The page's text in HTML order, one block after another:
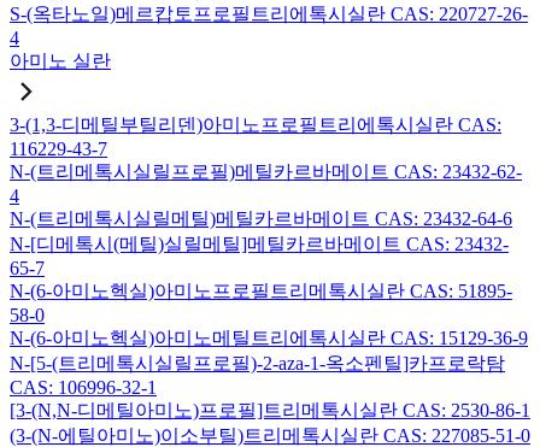
S-(옥타노일)메르캅토프로필트리에톡시실란 CAS: 220727-26-
4
아미노 실란
3-(1,3-디메틸부틸리덴)아미노프로필트리에톡시실란 CAS:
116229-43-7
N-(트리메톡시실릴프로필)메틸카르바메이트 CAS: 23432-62-
4
N-(트리메톡시실릴메틸)메틸카르바메이트 CAS: 23432-64-6
N-[디메톡시(메틸)실릴메틸]메틸카르바메이트 CAS: 23432-
65-7
N-(6-아미노헥실)아미노프로필트리메톡시실란 CAS: 51895-
58-0
N-(6-아미노헥실)아미노메틸트리에톡시실란 CAS: 15129-36-9
N-[5-(트리메톡시실릴프로필)-2-aza-1-옥소펜틸]카프로락탐
CAS: 106996-32-1
[3-(N,N-디메틸아미노)프로필]트리메톡시실란 CAS: 2530-86-1
(3-(N-에틸아미노)이소부틸)트리메톡시실란 CAS: 227085-51-0